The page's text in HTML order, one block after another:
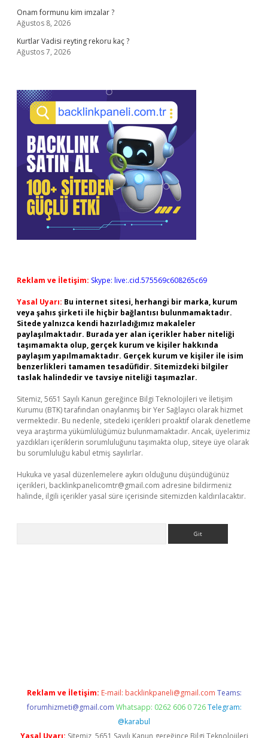
Onam formunu kim imzalar ?
Ağustos 8, 2026
Kurtlar Vadisi reyting rekoru kaç ?
Ağustos 7, 2026
Reklam ve İletişim: Skype: live:.cid.575569c608265c69
Yasal Uyarı: Bu internet sitesi, herhangi bir marka, kurum
veya şahıs şirketi ile hiçbir bağlantısı bulunmamaktadır.
Sitede yalnızca kendi hazırladığımız makaleler
paylaşılmaktadır. Burada yer alan içerikler haber niteliği
taşımamakta olup, gerçek kurum ve kişiler hakkında
paylaşım yapılmamaktadır. Gerçek kurum ve kişiler ile isim
benzerlikleri tamamen tesadüfidir. Sitemizdeki bilgiler
taslak halindedir ve tavsiye niteliği taşımazlar.
Sitemiz, 5651 Sayılı Kanun gereğince Bilgi Teknolojileri ve İletişim
Kurumu (BTK) tarafından onaylanmış bir Yer Sağlayıcı olarak hizmet
vermektedir. Bu nedenle, sitedeki içerikleri proaktif olarak denetleme
veya araştırma yükümlülüğümüz bulunmamaktadır. Ancak, üyelerimiz
yazdıkları içeriklerin sorumluluğunu taşımakta olup, siteye üye olarak
bu sorumluluğu kabul etmiş sayılırlar.
Hukuka ve yasal düzenlemelere aykırı olduğunu düşündüğünüz
içerikleri, backlinkpanelicomtr@gmail.com adresine bildirmeniz
halinde, ilgili içerikler yasal süre içerisinde sitemizden kaldırılacaktır.
Reklam ve İletişim: E-mail: backlinkpaneli@gmail.com Teams:
forumhizmeti@gmail.com Whatsapp: 0262 606 0 726 Telegram:
@karabul
Yasal Uyarı: Sitemiz, 5651 Sayılı Kanun gereğince Bilgi Teknolojileri